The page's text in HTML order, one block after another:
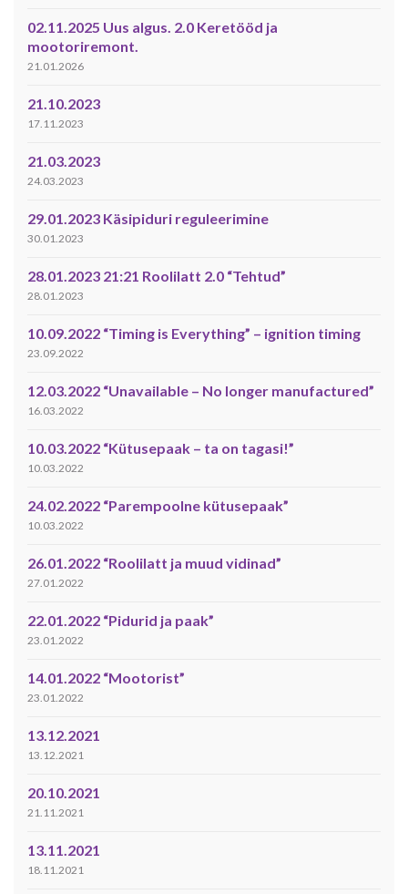
02.11.2025 Uus algus. 2.0 Keretööd ja
mootoriremont.
21.01.2026
21.10.2023
17.11.2023
21.03.2023
24.03.2023
29.01.2023 Käsipiduri reguleerimine
30.01.2023
28.01.2023 21:21 Roolilatt 2.0 “Tehtud”
28.01.2023
10.09.2022 “Timing is Everything” – ignition timing
23.09.2022
12.03.2022 “Unavailable – No longer manufactured”
16.03.2022
10.03.2022 “Kütusepaak – ta on tagasi!”
10.03.2022
24.02.2022 “Parempoolne kütusepaak”
10.03.2022
26.01.2022 “Roolilatt ja muud vidinad”
27.01.2022
22.01.2022 “Pidurid ja paak”
23.01.2022
14.01.2022 “Mootorist”
23.01.2022
13.12.2021
13.12.2021
20.10.2021
21.11.2021
13.11.2021
18.11.2021